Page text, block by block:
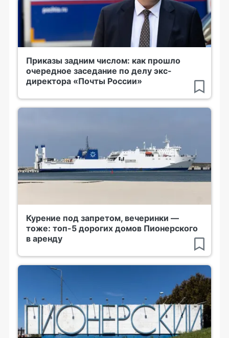
Приказы задним числом: как прошло
очередное заседание по делу экс-
директора «Почты России»
Курение под запретом, вечеринки —
тоже: топ-5 дорогих домов Пионерского
в аренду